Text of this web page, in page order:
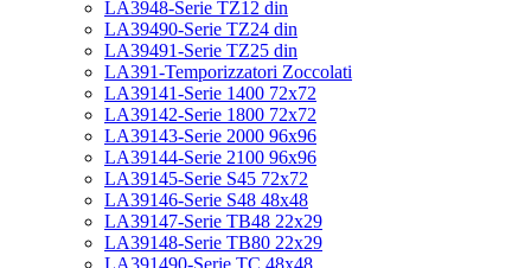
LA3948-Serie TZ12 din
LA39490-Serie TZ24 din
LA39491-Serie TZ25 din
LA391-Temporizzatori Zoccolati
LA39141-Serie 1400 72x72
LA39142-Serie 1800 72x72
LA39143-Serie 2000 96x96
LA39144-Serie 2100 96x96
LA39145-Serie S45 72x72
LA39146-Serie S48 48x48
LA39147-Serie TB48 22x29
LA39148-Serie TB80 22x29
LA391490-Serie TC 48x48